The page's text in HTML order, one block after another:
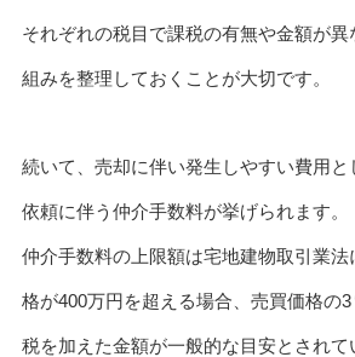
それぞれの税目で課税の有無や金額が
組みを整理しておくことが大切です。
続いて、売却に伴い発生しやすい費用
依頼に伴う仲介手数料が挙げられます。
仲介手数料の上限額は宅地建物取引業
格が400万円を超える場合、売買価格の
税を加えた金額が一般的な目安とされて